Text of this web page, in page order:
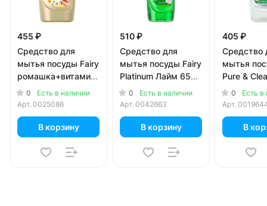
455 ₽
Средство для
мытья посуды Fairy
ромашка+витамин
Е 900 мл
0
Есть в наличии
Арт. 0025086
В корзину
510 ₽
Средство для
мытья посуды Fairy
Platinum Лайм 650
мл0
Есть в наличии
Арт. 0042663
В корзину
405 ₽
Средство
мытья
Pure &
0
Есть в
Арт.
В